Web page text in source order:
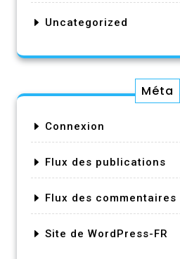
Uncategorized
Méta
Connexion
Flux des publications
Flux des commentaires
Site de WordPress-FR